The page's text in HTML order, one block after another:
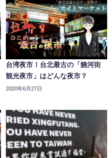
台湾夜市！台北最古の「饒河街
観光夜市」はどんな夜市？
2020年6月27日